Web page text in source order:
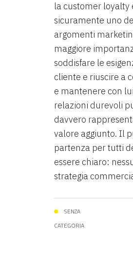
la customer loyalty
sicuramente uno
argomenti
maggiore
soddisfare le
cliente e riuscire a
e mantenere con lui
relazioni durevoli
davvero
valore aggiunto. Il
partenza per tutti
essere chiaro:
strategia
SENZA
CATEGORIA